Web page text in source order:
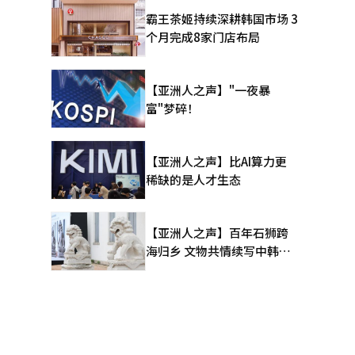
场发生
但特殊
霸王茶姬持续深耕韩国市场 3
个月完成8家门店布局
【亚洲人之声】"一夜暴
富"梦碎！
【亚洲人之声】比AI算力更
稀缺的是人才生态
【亚洲人之声】百年石狮跨
海归乡 文物共情续写中韩人